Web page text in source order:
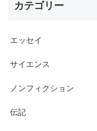
カテゴリー
エッセイ
サイエンス
ノンフィクション
伝記